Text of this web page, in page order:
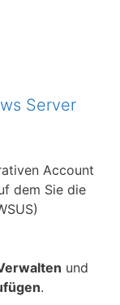
Server
Account
dem Sie die
und
.